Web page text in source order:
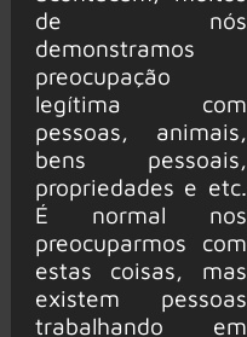
de nós
demonstramos
preocupação
legítima com
pessoas, animais,
bens pessoais,
propriedades e etc.
É normal nos
preocuparmos com
estas coisas, mas
existem pessoas
trabalhando em